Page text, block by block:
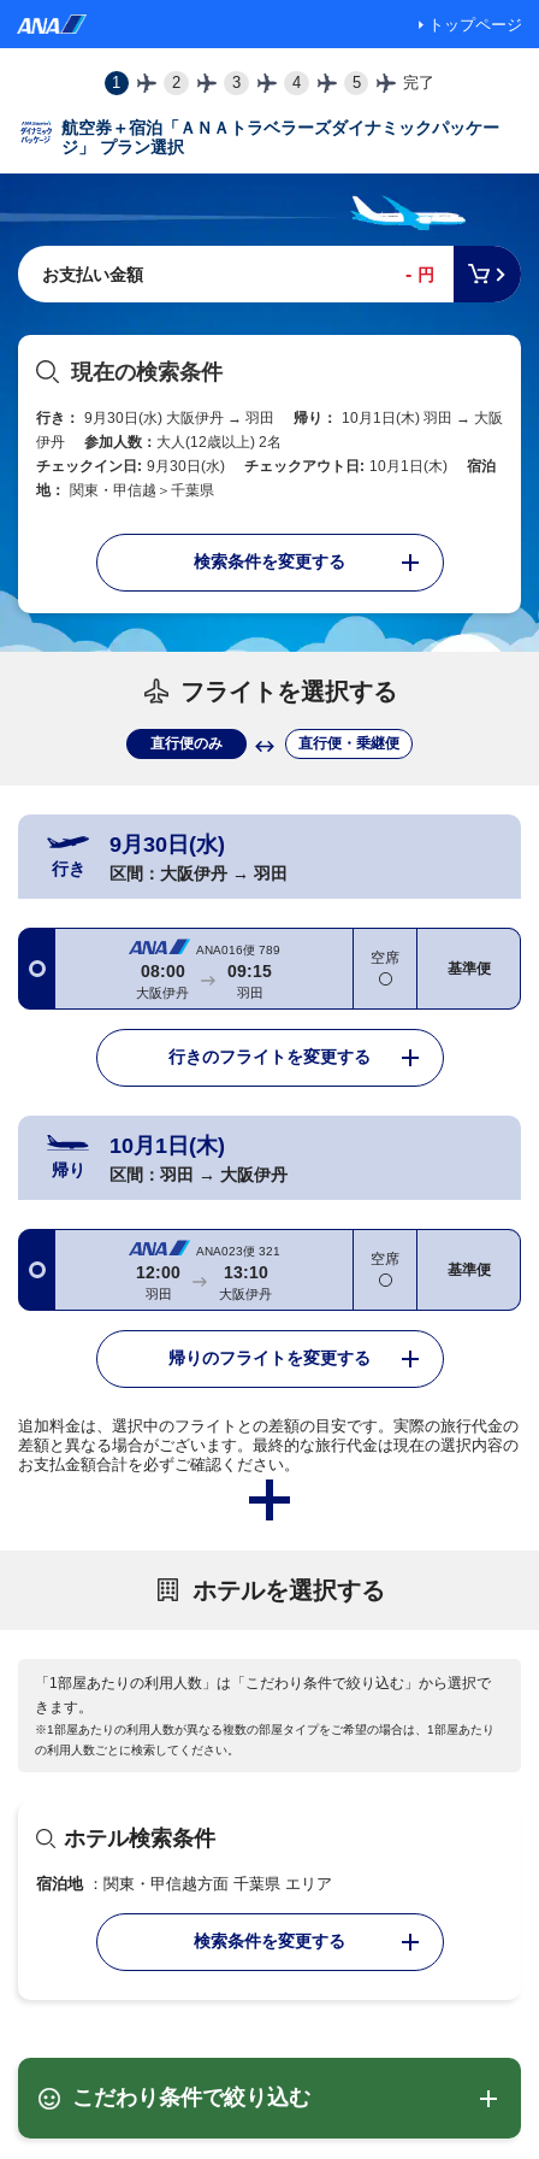
トップページ
1 2 3 4 5 完了
航空券＋宿泊「ＡＮＡトラベラーズダイナミックパッケー
ジ」 プラン選択
お支払い金額 - 円
現在の検索条件
行き： 9月30日(水) 大阪伊丹 → 羽田 帰り：
10月1日(木) 羽田 → 大阪
伊丹
参加人数： 大人(12歳以上) 2名
チェックイン日: 9月30日(水) チェックアウト日: 10月1日(木)
宿泊
地：
関東・甲信越＞千葉県
検索条件を変更する
フライトを選択する
直行便のみ 直行便・乗継便
行き
9月30日(水)
区間： 大阪伊丹 → 羽田
ANA016便 789
08:00
大阪伊丹
09:15
羽田
空席
基準便
行きのフライトを変更する
帰り
10月1日(木)
区間： 羽田 → 大阪伊丹
ANA023便 321
12:00
羽田
13:10
大阪伊丹
空席
基準便
帰りのフライトを変更する
追加料金は、選択中のフライトとの差額の目安です。実際の旅行代金の
差額と異なる場合がございます。最終的な旅行代金は現在の選択内容の
お支払金額合計を必ずご確認ください。
ホテルを選択する
「1部屋あたりの利用人数」は「こだわり条件で絞り込む」から選択で
きます。
※1部屋あたりの利用人数が異なる複数の部屋タイプをご希望の場合は、1部屋あたり
の利用人数ごとに検索してください。
ホテル検索条件
宿泊地 関東・甲信越方面 千葉県 エリア
検索条件を変更する
こだわり条件で絞り込む